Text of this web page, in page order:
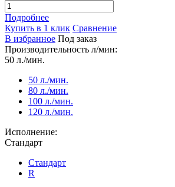
Подробнее
Купить в 1 клик Сравнение
В избранное Под заказ
Производительность л/мин:
50 л./мин.
50 л./мин.
80 л./мин.
100 л./мин.
120 л./мин.
Исполнение:
Стандарт
Стандарт
R